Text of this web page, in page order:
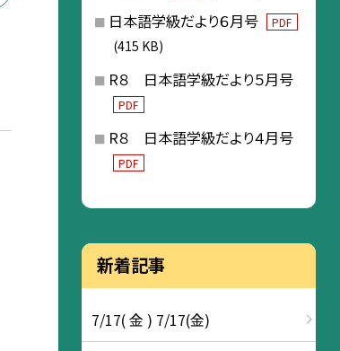
日本語学級だより６月号 PDF
(415 KB)
R８ 日本語学級だより５月号
PDF
R８ 日本語学級だより４月号
PDF
新着記事
7/17( 金 ) 7/17(金)